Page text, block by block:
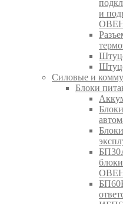
и
Силовые и
Блоки